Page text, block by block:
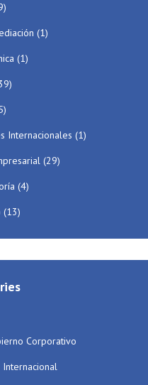
(1)
(1)
Internacionales (1)
(29)
(4)
(13)
Corporativo
Internacional